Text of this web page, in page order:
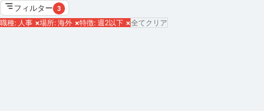
フィルター 3
職種: 人事 ×場所: 海外 ×特徴: 週2以下 ×全てクリア